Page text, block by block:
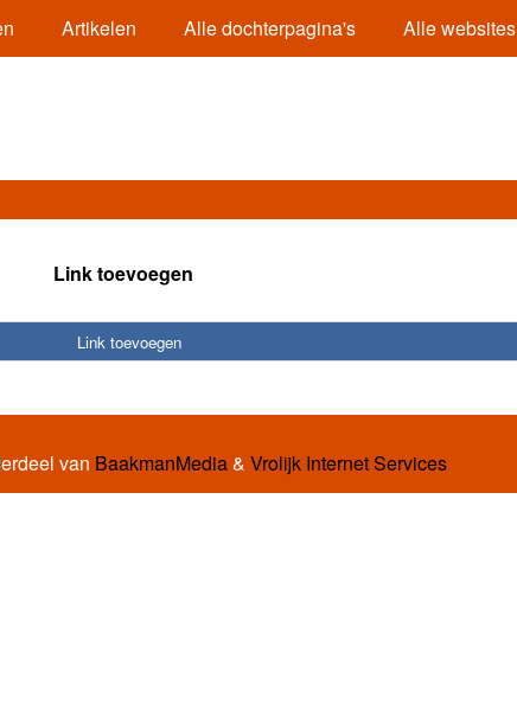
Artikelen Alle dochterpagina's Alle websites
Link toevoegen
Link toevoegen
van BaakmanMedia& Vrolijk Internet Services